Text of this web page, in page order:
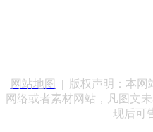
网站地图
| 版权声明：本网
网络或者素材网站，凡图文
现后可